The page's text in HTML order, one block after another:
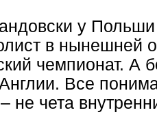
у
в нынешней
чемпионат. А
Все
не чета